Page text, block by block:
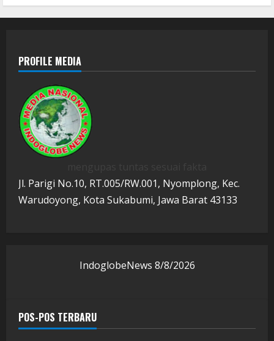
PROFILE MEDIA
Jl. Parigi No.10, RT.005/RW.001, Nyomplong, Kec.
Warudoyong, Kota Sukabumi, Jawa Barat 43133
IndoglobeNews 8/8/2026
POS-POS TERBARU